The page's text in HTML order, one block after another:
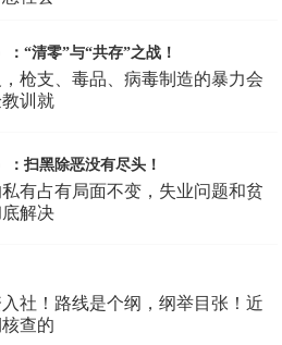
“清零”与“共存”之战！
枪支、毒品、病毒制造的暴力会
训就
扫黑除恶没有尽头！
有占有局面不变，失业问题和贫
解决
社！路线是个纲，纲举目张！近
查的